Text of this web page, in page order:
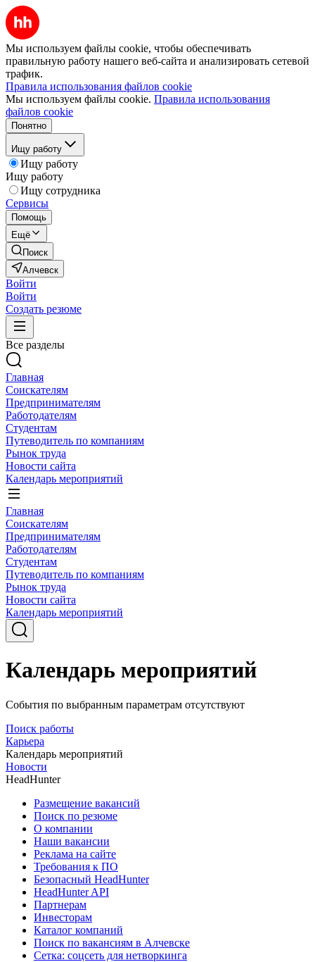
Мы используем файлы cookie, чтобы обеспечивать
правильную работу нашего веб-сайта и анализировать сетевой
трафик.
Правила использования файлов cookie
Мы используем файлы cookie. Правила использования
файлов cookie
Понятно
Ищу работу
Ищу работу
Ищу работу
Ищу сотрудника
Сервисы
Помощь
Ещё
Поиск
Алчевск
Войти
Войти
Создать резюме
Все разделы
Главная
Соискателям
Предпринимателям
Работодателям
Студентам
Путеводитель по компаниям
Рынок труда
Новости сайта
Календарь мероприятий
Главная
Соискателям
Предпринимателям
Работодателям
Студентам
Путеводитель по компаниям
Рынок труда
Новости сайта
Календарь мероприятий
Календарь мероприятий
События по выбранным параметрам отсутствуют
Поиск работы
Карьера
Календарь мероприятий
Новости
HeadHunter
Размещение вакансий
Поиск по резюме
О компании
Наши вакансии
Реклама на сайте
Требования к ПО
Безопасный HeadHunter
HeadHunter API
Партнерам
Инвесторам
Каталог компаний
Поиск по вакансиям в Алчевске
Сетка: соцсеть для нетворкинга